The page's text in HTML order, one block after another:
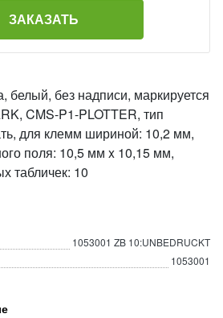
ЗАКАЗАТЬ
белый, без надписи, маркируется
CMS-P1-PLOTTER, тип
для клемм шириной: 10,2 мм,
поля: 10,5 мм x 10,15 мм,
табличек: 10
1053001 ZB 10:UNBEDRUCKT
1053001